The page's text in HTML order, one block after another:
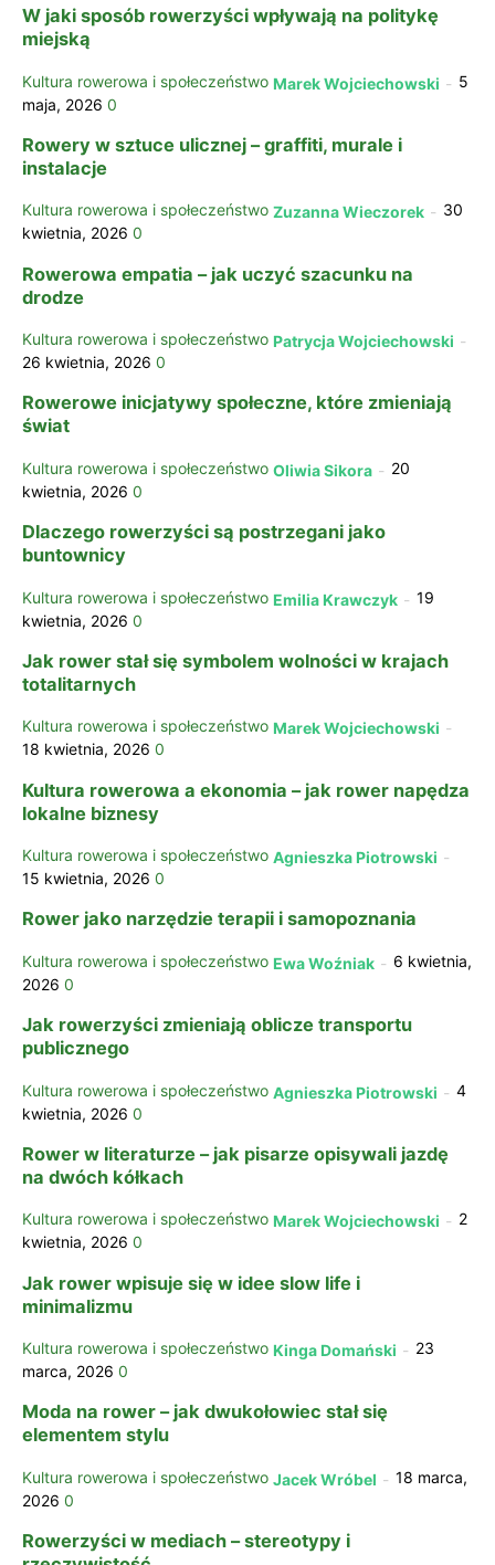
W jaki sposób rowerzyści wpływają na politykę
miejską
Kultura rowerowa i społeczeństwo Marek Wojciechowski - 5
maja, 2026 0
Rowery w sztuce ulicznej – graffiti, murale i
instalacje
Kultura rowerowa i społeczeństwo Zuzanna Wieczorek - 30
kwietnia, 2026 0
Rowerowa empatia – jak uczyć szacunku na
drodze
Kultura rowerowa i społeczeństwo Patrycja Wojciechowski -
26 kwietnia, 2026 0
Rowerowe inicjatywy społeczne, które zmieniają
świat
Kultura rowerowa i społeczeństwo Oliwia Sikora - 20
kwietnia, 2026 0
Dlaczego rowerzyści są postrzegani jako
buntownicy
Kultura rowerowa i społeczeństwo Emilia Krawczyk - 19
kwietnia, 2026 0
Jak rower stał się symbolem wolności w krajach
totalitarnych
Kultura rowerowa i społeczeństwo Marek Wojciechowski -
18 kwietnia, 2026 0
Kultura rowerowa a ekonomia – jak rower napędza
lokalne biznesy
Kultura rowerowa i społeczeństwo Agnieszka Piotrowski -
15 kwietnia, 2026 0
Rower jako narzędzie terapii i samopoznania
Kultura rowerowa i społeczeństwo Ewa Woźniak - 6 kwietnia,
2026 0
Jak rowerzyści zmieniają oblicze transportu
publicznego
Kultura rowerowa i społeczeństwo Agnieszka Piotrowski - 4
kwietnia, 2026 0
Rower w literaturze – jak pisarze opisywali jazdę
na dwóch kółkach
Kultura rowerowa i społeczeństwo Marek Wojciechowski - 2
kwietnia, 2026 0
Jak rower wpisuje się w idee slow life i
minimalizmu
Kultura rowerowa i społeczeństwo Kinga Domański - 23
marca, 2026 0
Moda na rower – jak dwukołowiec stał się
elementem stylu
Kultura rowerowa i społeczeństwo Jacek Wróbel - 18 marca,
2026 0
Rowerzyści w mediach – stereotypy i